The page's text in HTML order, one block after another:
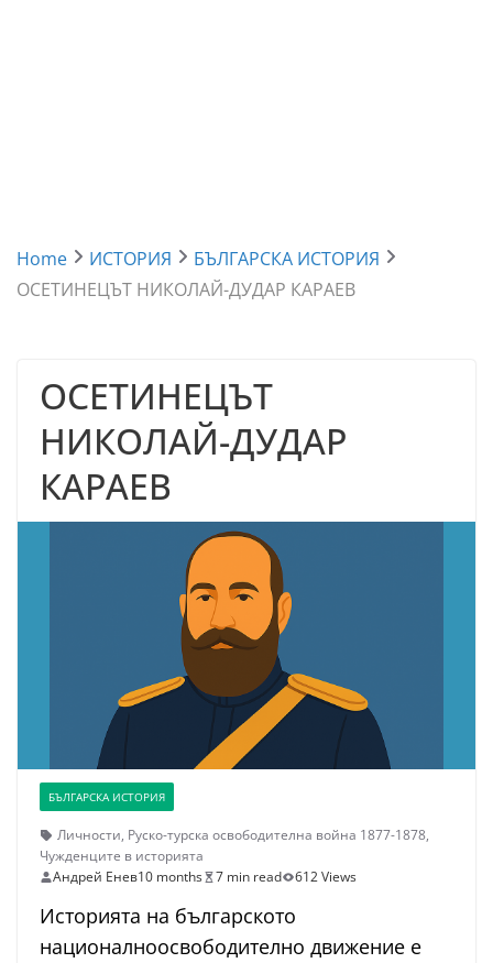
Home ИСТОРИЯ
БЪЛГАРСКА ИСТОРИЯ
ОСЕТИНЕЦЪТ НИКОЛАЙ-ДУДАР КАРАЕВ
ОСЕТИНЕЦЪТ
НИКОЛАЙ-ДУДАР
КАРАЕВ
БЪЛГАРСКА ИСТОРИЯ
Личности, Руско-турска освободителна война 1877-1878,
Чужденците в историята
Андрей Енев10 months 7 min read 612 Views
Историята на българското
националноосвободително движение е